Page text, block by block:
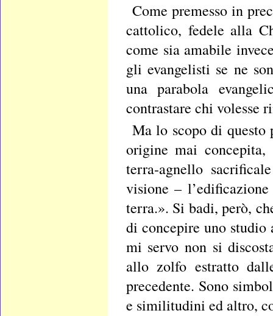
Come premesso in
cattolico, fedele alla
come sia amabile
gli evangelisti se ne
una parabola
contrastare chi volesse
Ma lo scopo di questo
origine mai
terra-agnello
visione –
terra.». Si badi, però,
di concepire uno studio
mi servo non si
allo zolfo estratto
precedente. Sono
e similitudini ed altro,